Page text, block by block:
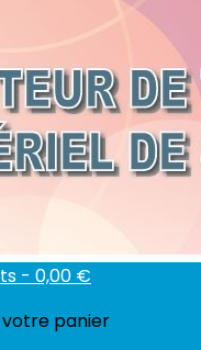
- 0,00 €
votre panier